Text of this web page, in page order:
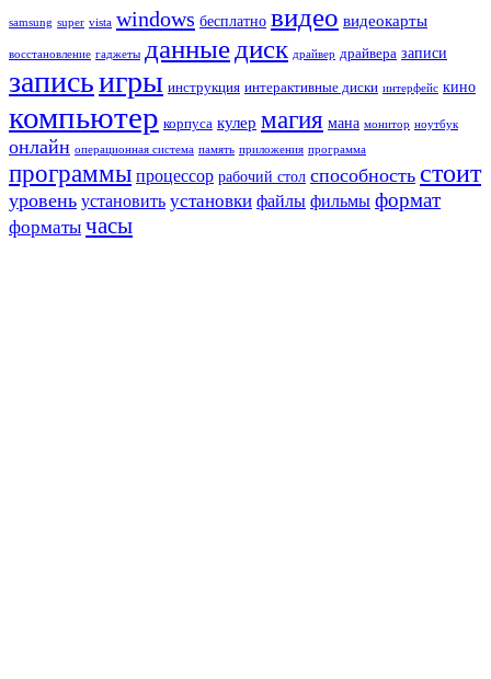
samsung super vista windows бесплатно видео видеокарты
восстановление гаджеты данные диск драйвер драйвера записи
записьигры инструкция интерактивные диски интерфейс кино
компьютер корпуса кулер магия мана монитор ноутбук
онлайн операционная система память приложения программа
программы процессор рабочий стол способность стоит
уровень установить установки файлы фильмы формат
форматы часы